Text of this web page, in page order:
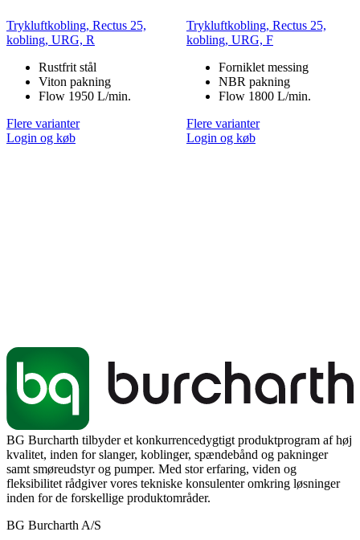
Trykluftkobling, Rectus 25,
kobling, URG, R
Rustfrit stål
Viton pakning
Flow 1950 L/min.
Flere varianter
Login og køb
Trykluftkobling, Rectus 25,
kobling, URG, F
Forniklet messing
NBR pakning
Flow 1800 L/min.
Flere varianter
Login og køb
BG Burcharth tilbyder et konkurrencedygtigt produktprogram af høj
kvalitet, inden for slanger, koblinger, spændebånd og pakninger
samt smøreudstyr og pumper. Med stor erfaring, viden og
fleksibilitet rådgiver vores tekniske konsulenter omkring løsninger
inden for de forskellige produktområder.
BG Burcharth A/S